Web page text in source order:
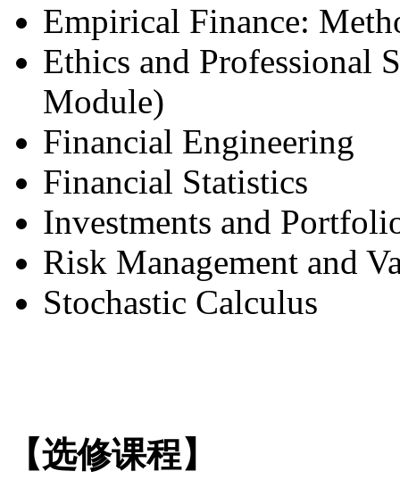
Empirical Finance:
Ethics and Professional
Module)
Financial Engineering
Financial Statistics
Investments and
Risk Management and
Stochastic Calculus
【选修课程】